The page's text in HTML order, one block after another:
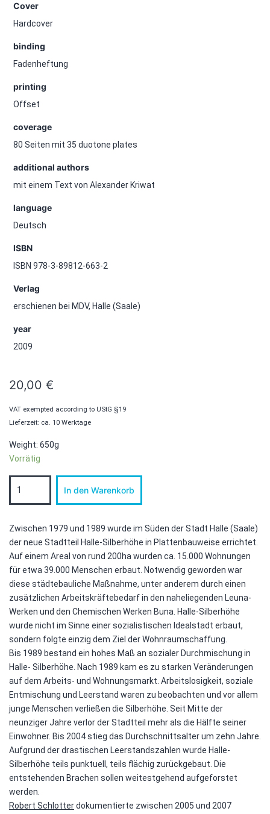
Cover
Hardcover
binding
Fadenheftung
printing
Offset
coverage
80 Seiten mit 35 duotone plates
additional authors
mit einem Text von Alexander Kriwat
language
Deutsch
ISBN
ISBN 978-3-89812-663-2
Verlag
erschienen bei MDV, Halle (Saale)
year
2009
20,00 €
VAT exempted according to UStG §19
Lieferzeit: ca. 10 Werktage
Weight: 650g
Vorrätig
Silberhöhe
Menge
In den Warenkorb
Zwischen 1979 und 1989 wurde im Süden der Stadt Halle (Saale)
der neue Stadtteil Halle-Silberhöhe in Plattenbauweise errichtet.
Auf einem Areal von rund 200ha wurden ca. 15.000 Wohnungen
für etwa 39.000 Menschen erbaut. Notwendig geworden war
diese städtebauliche Maßnahme, unter anderem durch einen
zusätzlichen Arbeitskräftebedarf in den naheliegenden Leuna-
Werken und den Chemischen Werken Buna. Halle-Silberhöhe
wurde nicht im Sinne einer sozialistischen Idealstadt erbaut,
sondern folgte einzig dem Ziel der Wohnraumschaffung.
Bis 1989 bestand ein hohes Maß an sozialer Durchmischung in
Halle- Silberhöhe. Nach 1989 kam es zu starken Veränderungen
auf dem Arbeits- und Wohnungsmarkt. Arbeitslosigkeit, soziale
Entmischung und Leerstand waren zu beobachten und vor allem
junge Menschen verließen die Silberhöhe. Seit Mitte der
neunziger Jahre verlor der Stadtteil mehr als die Hälfte seiner
Einwohner. Bis 2004 stieg das Durchschnittsalter um zehn Jahre.
Aufgrund der drastischen Leerstandszahlen wurde Halle-
Silberhöhe teils punktuell, teils flächig zurückgebaut. Die
entstehenden Brachen sollen weitestgehend aufgeforstet
werden.
Robert Schlotterdokumentierte zwischen 2005 und 2007